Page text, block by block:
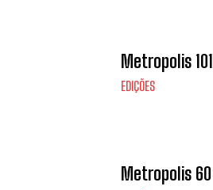
Metropolis 101
EDIÇÕES
Metropolis 60